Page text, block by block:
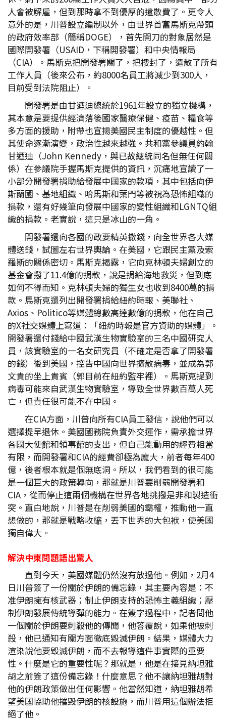
人會被解雇，但到那時拿不到優厚的遣散費了。更令人
意外的是，川普設立編制以外，由世界首富馬斯克帶頭
的政府效率部（簡稱DOGE），首先開刀的對象居然是
國際開發署（USAID，下稱開發署）和中央情報局
（CIA）。馬斯克把開發署關了，把樓封了，遣散了所有
工作人員（後來公布，約8000名員工將減少到300人，
目前受到法院阻止）。
開發署是由甘迺迪總統於1961年設立的獨立機構，
其本意是要提供經濟落後國家醫療保健、疫苗、糧食等
多方面的援助，附帶也宣揚美國民主制度的優越性。但
其使命逐漸演變，政治性越來越強。共和黨參議員約翰
甘迺迪（John Kennedy，與已故總統同名但無任何關
係）在參議院手握馬斯克提供的資訊，沉痛地宣讀了一
小部分開發署捐助給發展中國家的款項，其中包括向伊
斯蘭國、基地組織、哈馬斯和葉門等被視為恐怖組織的
捐款，還有好幾筆向發展中國家的變性組織和LGNTQ組
織的捐款。老實說，這只是冰山的一角。
開發署還向各國的政要精英撒錢，向全世界各大媒
體送錢，試圖左右世界輿論。在美國，它跟民主黨及索
羅斯的關係密切。馬斯克揭露，它向克林頓夫婦創立的
基金會撥了11.4億的捐款，說是捐給海地救災，但到底
如何不得而知。克林頓夫婦的獨生女也收到8400萬的捐
款。馬斯克還列出開發署捐給紐約時報、美聯社、
Axios、Politico等媒體總數高達數億的捐款，他在自己
的X社交媒體上寫道：「紐約時報是官方資助的媒體」。
開發署還付錢給中國武漢生物實驗室的三名中國研究人
員，該實驗室的一名女研究員（不確定是否拿了開發署
的錢）後到美國，控告中國向世界擴散病毒，並成為郭
文貴的坐上貴賓（郭目前在紐約監牢裡）。馬斯克提到
病毒可能來自武漢生物實驗室，導致全世界數百萬人死
亡，但責任很可能不在中國。
在CIA方面，川普向所有CIA員工發信，說他們可以
選擇提早退休。美國國務院負責外交運作，需承擔世界
各國大使館和領事館的支出，但自己能動用的經費相當
有限，而開發署和CIA的經費卻極為龐大，前者每年400
億，後者根本就是個無底洞。所以，我們看到的很可能
是一個巨大的政策轉向，那就是川普要削弱開發署和
CIA，從而停止這兩個機構在世界各地挑撥是非和製造衝
突。直白地說，川普是在削弱美國的霸權，推動他一直
想做的，那就是戰略收縮，丟下世界的大包袱，使美國
獨自偉大。
解決中東問題語出驚人
直到今天，美國媒體仍然沒有放過他。例如，2月4
日川普簽了一份關於伊朗的備忘錄，其主要內容是：不
准伊朗擁有核武器；制止伊朗支持的恐怖主義組織；壓
制伊朗發展傳統導彈的能力。在簽字過程中，記者問他
一個關於伊朗要刺殺他的傳聞，他答覆說，如果他被刺
殺，他已通知有關方面徹底毀滅伊朗。結果，媒體大力
渲染說他要毀滅伊朗，而不去報導這件事實際的重要
性。什麼是它的重要性呢？那就是，他是在接見納坦雅
胡之前簽了這份備忘錄！什麼意思？他不讓納坦雅胡對
他的伊朗政策做出任何影響。他當然知道，納坦雅胡希
望美國協助他摧毀伊朗的核設施，而川普用這個辦法拒
絕了他。